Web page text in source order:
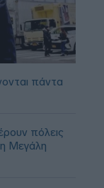
πάντα
πόλεις
Μεγάλη